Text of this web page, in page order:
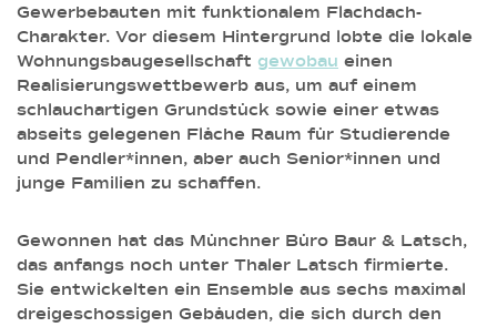
Gewerbebauten mit funktionalem Flachdach-
Charakter. Vor diesem Hintergrund lobte die lokale
Wohnungsbaugesellschaft gewobau einen
Realisierungswettbewerb aus, um auf einem
schlauchartigen Grundstück sowie einer etwas
abseits gelegenen Fläche Raum für Studierende
und Pendler*innen, aber auch Senior*innen und
junge Familien zu schaffen.
Gewonnen hat das Münchner Büro Baur & Latsch,
das anfangs noch unter Thaler Latsch firmierte.
Sie entwickelten ein Ensemble aus sechs maximal
dreigeschossigen Gebäuden, die sich durch den